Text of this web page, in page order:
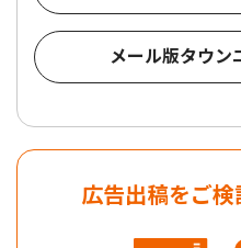
メール版タウン
広告出稿をご